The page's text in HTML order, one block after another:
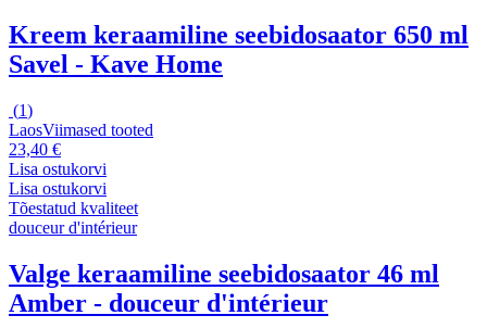
Kreem keraamiline seebidosaator 650 ml
Savel - Kave Home
(1)
LaosViimased tooted
23,40 €
Lisa ostukorvi
Lisa ostukorvi
Tõestatud kvaliteet
douceur d'intérieur
Valge keraamiline seebidosaator 46 ml
Amber - douceur d'intérieur